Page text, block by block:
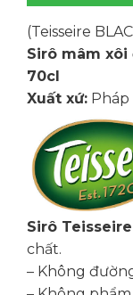
(Teisseire
Sirô mâm xôi
70cl
Xuất xứ:Pháp
Sirô Teisseire
chất.
– Không